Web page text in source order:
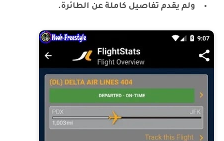
ولم يقدم تفاصيل كاملة عن الطائرة.